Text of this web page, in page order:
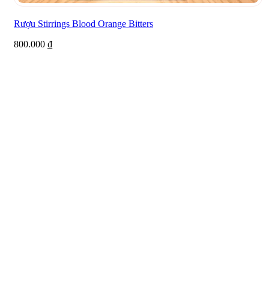
Rượu Stirrings Blood Orange Bitters
800.000 ₫